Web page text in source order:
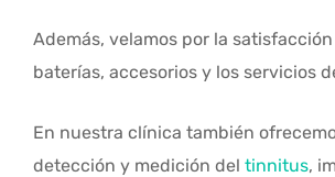
Además, velamos por la
baterías, accesorios y los servicios
En nuestra clínica también
detección y medición del tinnitus,